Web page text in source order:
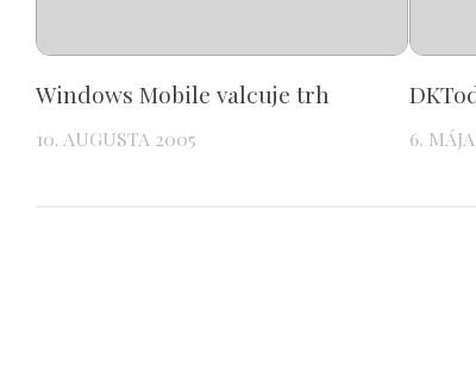
Windows Mobile valcuje trh
10. AUGUSTA 2005 6.